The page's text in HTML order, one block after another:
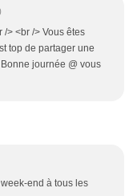
> <br /> Vous êtes
top de partager une
journée @ vous
end à tous les